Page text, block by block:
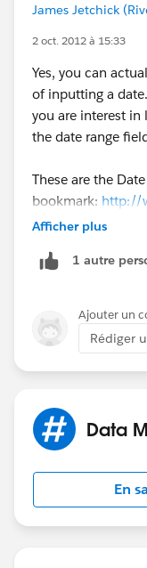
James Jetchick
2 oct. 2012 à 15:33
Yes, you can
of inputting a
you are interest
the date range
These are the
bookmark: http://
docs/api/Content/
reports ,
Afficher plus
1 autre
Ajouter un
Rédiger
Data
En